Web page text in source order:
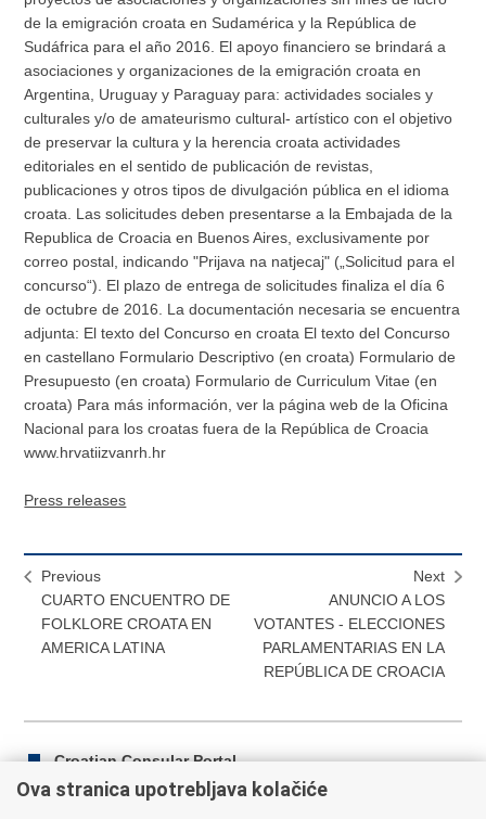
de la emigración croata en Sudamérica y la República de
Sudáfrica para el año 2016. El apoyo financiero se brindará a
asociaciones y organizaciones de la emigración croata en
Argentina, Uruguay y Paraguay para: actividades sociales y
culturales y/o de amateurismo cultural- artístico con el objetivo
de preservar la cultura y la herencia croata actividades
editoriales en el sentido de publicación de revistas,
publicaciones y otros tipos de divulgación pública en el idioma
croata. Las solicitudes deben presentarse a la Embajada de la
Republica de Croacia en Buenos Aires, exclusivamente por
correo postal, indicando "Prijava na natjecaj" („Solicitud para el
concurso“). El plazo de entrega de solicitudes finaliza el día 6
de octubre de 2016. La documentación necesaria se encuentra
adjunta: El texto del Concurso en croata El texto del Concurso
en castellano Formulario Descriptivo (en croata) Formulario de
Presupuesto (en croata) Formulario de Curriculum Vitae (en
croata) Para más información, ver la página web de la Oficina
Nacional para los croatas fuera de la República de Croacia
www.hrvatiizvanrh.hr
Press releases
Previous
CUARTO ENCUENTRO DE
FOLKLORE CROATA EN
AMERICA LATINA
Next
ANUNCIO A LOS
VOTANTES - ELECCIONES
PARLAMENTARIAS EN LA
REPÚBLICA DE CROACIA
Croatian Consular Portal
Ova stranica upotrebljava kolačiće